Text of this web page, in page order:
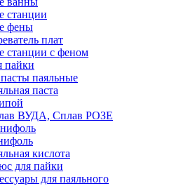
станции
фены
плат
станции с феном
пайки
паяльные
паста
ВУДА, Сплав РОЗЕ
кислота
для пайки
для паяльного